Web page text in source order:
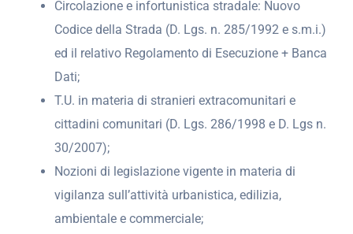
Circolazione e infortunistica stradale: Nuovo
Codice della Strada (D. Lgs. n. 285/1992 e s.m.i.)
ed il relativo Regolamento di Esecuzione + Banca
Dati;
T.U. in materia di stranieri extracomunitari e
cittadini comunitari (D. Lgs. 286/1998 e D. Lgs n.
30/2007);
Nozioni di legislazione vigente in materia di
vigilanza sull’attività urbanistica, edilizia,
ambientale e commerciale;